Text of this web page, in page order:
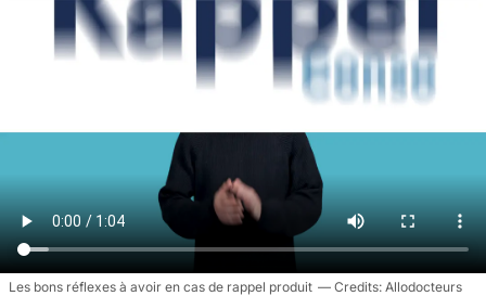
Les bons réflexes à avoir en cas de rappel produit Allodocteurs